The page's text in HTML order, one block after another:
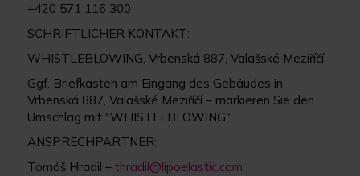
+420 571 116 300
SCHRIFTLICHER KONTAKT:
WHISTLEBLOWING, Vrbenská 887, Valašské Meziříčí
Ggf. Briefkasten am Eingang des Gebäudes in
Vrbenská 887, Valašské Meziříčí – markieren Sie den
Umschlag mit "WHISTLEBLOWING"
ANSPRECHPARTNER:
Tomáš Hradil –thradil@lipoelastic.com